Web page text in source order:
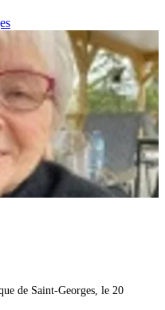
avis
de Saint-Georges, le 20